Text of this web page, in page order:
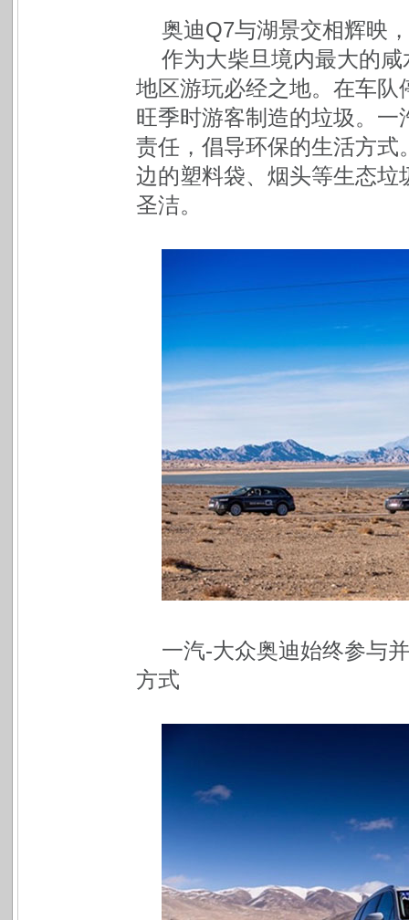
奥迪Q7与湖景交相辉映
作为大柴旦境内最大的
地区游玩必经之地。在车
旺季时游客制造的垃圾。
责任，倡导环保的生活方
边的塑料袋、烟头等生态
圣洁。
一汽-大众奥迪始终参与
方式